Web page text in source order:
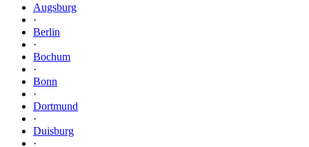
Augsburg
·
Berlin
·
Bochum
·
Bonn
·
Dortmund
·
Duisburg
·